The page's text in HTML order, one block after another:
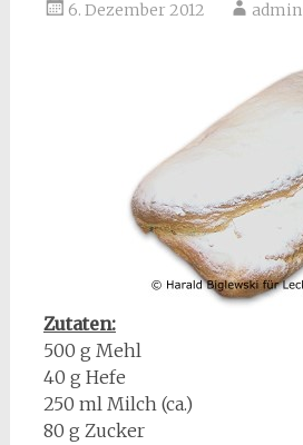
6. Dezember 2012 admin
Zutaten:
500 g Mehl
40 g Hefe
250 ml Milch (ca.)
80 g Zucker